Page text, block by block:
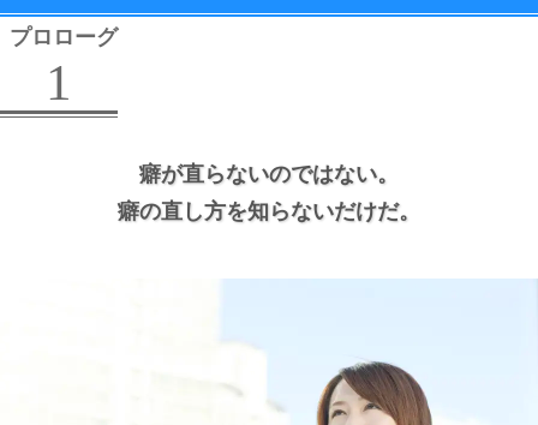
プロローグ
1
癖が直らないのではない。
癖の直し方を知らないだけだ。